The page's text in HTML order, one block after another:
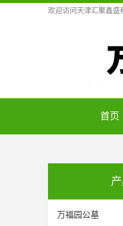
欢迎访问 天津汇聚鑫盛
首页
万福园公墓